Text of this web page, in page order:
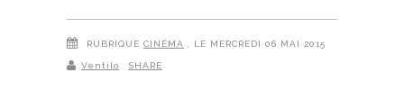
RUBRIQUE CINÉMA , LE MERCREDI 06 MAI 2015
Ventilo SHARE